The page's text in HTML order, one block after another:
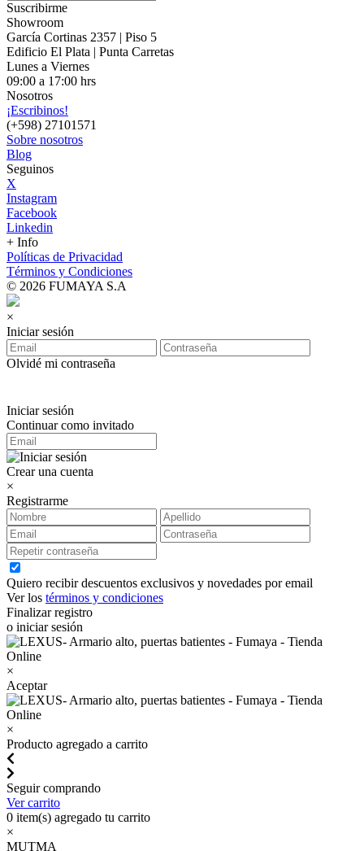
Suscribirme
Showroom
García Cortinas 2357 | Piso 5
Edificio El Plata | Punta Carretas
Lunes a Viernes
09:00 a 17:00 hrs
Nosotros
¡Escribinos!
(+598) 27101571
Sobre nosotros
Blog
Seguinos
X
Instagram
Facebook
Linkedin
+ Info
Políticas de Privacidad
Términos y Condiciones
© 2026 FUMAYA S.A
×
Iniciar sesión
Olvidé mi contraseña
Iniciar sesión
Continuar como invitado
Crear una cuenta
×
Registrarme
Quiero recibir descuentos exclusivos y novedades por email
Ver los términos y condiciones
Finalizar registro
o iniciar sesión
×
Aceptar
×
Producto agregado a carrito
Seguir comprando
Ver carrito
0 item(s) agregado tu carrito
×
MUTMA